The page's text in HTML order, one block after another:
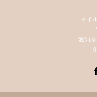
ネイ
愛知県